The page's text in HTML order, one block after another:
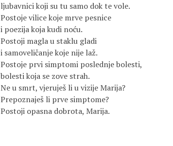
ljubavnici koji su tu samo dok te vole.
Postoje vilice koje mrve pesnice
i poezija koja kudi noću.
Postoji magla u staklu gladi
i samoveličanje koje nije laž.
Postoje prvi simptomi poslednje bolesti,
bolesti koja se zove strah.
Ne u smrt, vjeruješ li u vizije Marija?
Prepoznaješ li prve simptome?
Postoji opasna dobrota, Marija.